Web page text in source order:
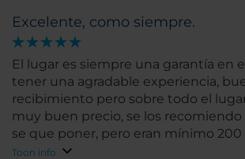
Excelente, como siempre.
El lugar es siempre una garantía en
tener una agradable experiencia,
recibimiento pero sobre todo el
muy buen precio, se los recomiendo
se que poner, pero eran mínimo 200
Toon info